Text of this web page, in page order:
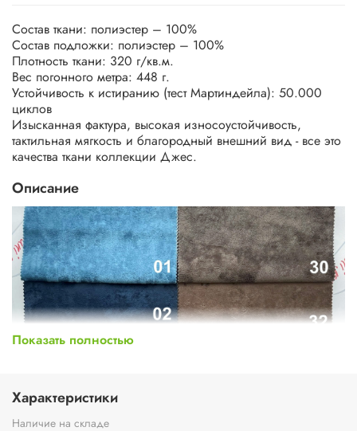
Состав ткани: полиэстер – 100%
Состав подложки: полиэстер – 100%
Плотность ткани: 320 г/кв.м.
Вес погонного метра: 448 г.
Устойчивость к истиранию (тест Мартиндейла): 50.000
циклов
Изысканная фактура, высокая износоустойчивость,
тактильная мягкость и благородный внешний вид - все это
качества ткани коллекции Джес.
Описание
Показать полностью
Характеристики
Наличие на складе